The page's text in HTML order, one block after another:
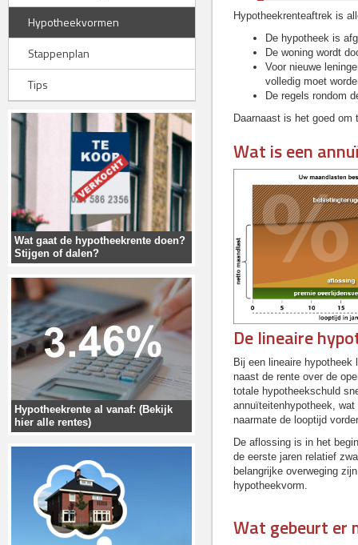
Hypotheekvormen
Stappenplan
Tips
Wat gaat de hypotheekrente doen?
Stijgen of dalen?
Hypotheekrente al vanaf: (Bekijk
hier alle rentes)
Hypotheekrenteaftrek is
De hypotheek is
De woning wordt
Voor nieuwe
volledig moet
De regels rondom
Daarnaast is het goed
Wat is een
De lineaire
Bij een lineaire
naast de rente over de
totale hypotheekschuld
annuïteitenhypotheek,
naarmate de looptijd
De aflossing is in het
de eerste jaren relatief
belangrijke overweging
hypotheekvorm.
Wat gebeurt er